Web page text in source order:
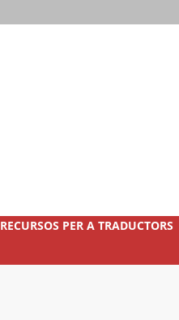
RECURSOS PER A TRADUCTORS